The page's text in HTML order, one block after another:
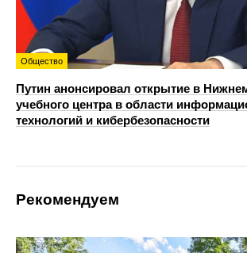
Общество
Путин анонсировал открытие в
учебного центра в области
технологий и кибербезопасности
Рекомендуем